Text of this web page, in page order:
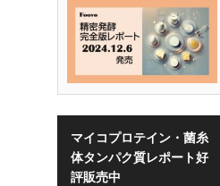
マイコプロテイン・菌糸
体タンパク質レポート好
評販売中